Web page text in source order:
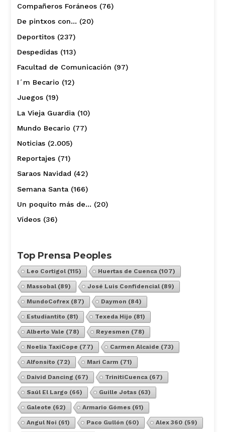
Compañeros Foráneos(76)
De pintxos con… (20)
Deportitos(237)
Despedidas(113)
Facultad de Comunicación (97)
I´m Becario (12)
Juegos(19)
La Vieja Guardia(10)
Mundo Becario (77)
Noticias(2.005)
Reportajes(71)
Saraos Navidad (42)
Semana Santa(166)
Un poquito más de… (20)
Vídeos(36)
Top Prensa Peoples
Leo Cortigol(115) Huertas de Cuenca(107)
Massobal(89) José Luis Confidencial(89)
MundoCofrex(87) Daymon (84)
Estudiantito (81) Texeda Hijo (81)
Alberto Vale (78) Reyesmen (78)
Noelia TaxiCope (77) Carmen Alcaide (73)
Alfonsito (72) Mari Carm (71)
Daivid Dancing (67) TrinitiCuenca(67)
Saúl El Largo (66) Guille Jotas(63)
Galeote (62) Armario Gómes(61)
Angul Noi (61) Paco Gullón (60) Alex 360 (59)